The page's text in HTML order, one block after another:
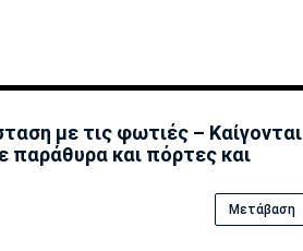
με τις φωτιές – Καίγονται
παράθυρα και πόρτες και
Μετάβαση